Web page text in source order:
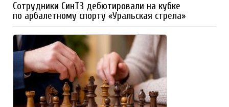
Сотрудники СинТЗ дебютировали на кубке
по арбалетному спорту «Уральская стрела»